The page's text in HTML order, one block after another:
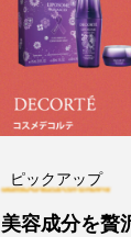
ピックアップ
美容成分を贅